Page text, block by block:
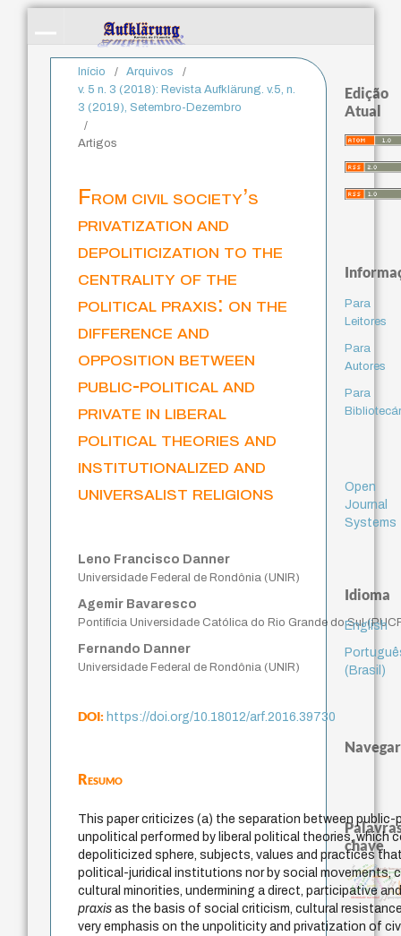
Início / Arquivos
/
v. 5 n. 3 (2018): Revista Aufklärung. v.5, n.
3 (2019), Setembro-Dezembro
/
Artigos
From civil society’s
privatization and
depoliticization to the
centrality of the
political praxis: on the
difference and
opposition between
public-political and
private in liberal
political theories and
institutionalized and
universalist religions
Leno Francisco Danner
Universidade Federal de Rondônia (UNIR)
Agemir Bavaresco
Pontifícia Universidade Católica do Rio Grande do Sul
Fernando Danner
Universidade Federal de Rondônia (UNIR)
DOI:https://doi.org/10.18012/arf.2016.39730
Resumo
This paper criticizes (a) the separation between
unpolitical performed by liberal political theories, which
depoliticized sphere, subjects, values and practices
political-juridical institutions nor by social movements,
cultural minorities, undermining a direct, participative
praxis as the basis of social criticism, cultural
very emphasis on the unpoliticity and privatization of
Edição
Atual
Para
Leitores
Para
Autores
Para
Open
Journal
Systems
Idioma
English
(Brasil)
Navegar
chave
fundamentalismo
jacobiprotágoras
experiência temporal
géneroidade
intolerância
history of philosophy
identidade nacional homem-medida
filosofia brasileira
j.c.m. neto
palavra
literatura
perdón
leyes
violencia
logos pedagogia
lei
filosofia francesa
mind